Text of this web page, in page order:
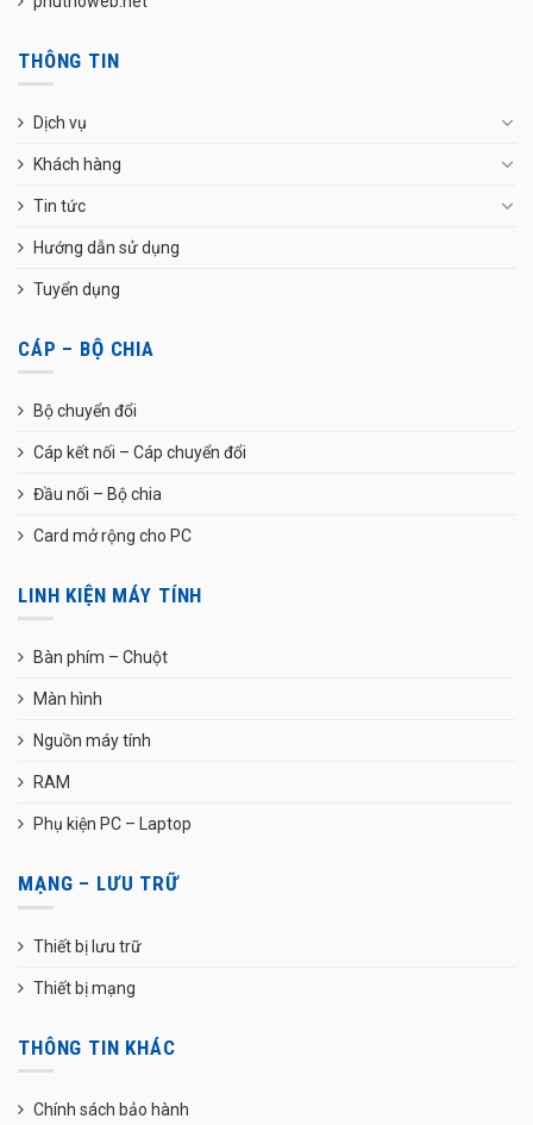
THÔNG TIN
Dịch vụ
Khách hàng
Tin tức
Hướng dẫn sử dụng
Tuyển dụng
CÁP – BỘ CHIA
Bộ chuyển đổi
Cáp kết nối – Cáp chuyển đổi
Đầu nối – Bộ chia
Card mở rộng cho PC
LINH KIỆN MÁY TÍNH
Bàn phím – Chuột
Màn hình
Nguồn máy tính
RAM
Phụ kiện PC – Laptop
MẠNG – LƯU TRỮ
Thiết bị lưu trữ
Thiết bị mạng
THÔNG TIN KHÁC
Chính sách bảo hành